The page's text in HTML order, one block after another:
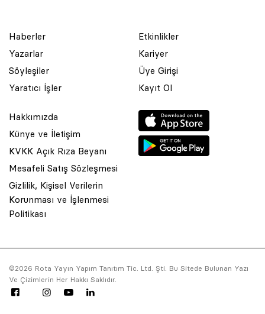
Haberler
Yazarlar
Söyleşiler
Yaratıcı İşler
Etkinlikler
Kariyer
Üye Girişi
Kayıt Ol
Hakkımızda
Künye ve İletişim
KVKK Açık Rıza Beyanı
Mesafeli Satış Sözleşmesi
Gizlilik, Kişisel Verilerin
Korunması ve İşlenmesi
Politikası
©2026 Rota Yayın Yapım Tanıtım Tic. Ltd. Şti. Bu Sitede Bulunan Yazı
Ve Çizimlerin Her Hakkı Saklıdır.
© 2001 Rota Yayın Yapım Tanıtım Tic. Ltd. Şti. Bu Sitede Bulunan
Asquared WordPress Agencytarafından tasarlanmış ve